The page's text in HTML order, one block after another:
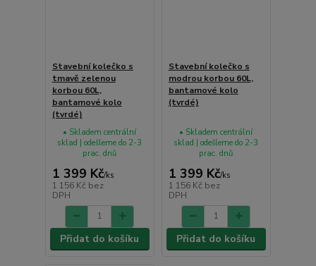
Stavební kolečko s
tmavě zelenou
korbou 60L,
bantamové kolo
(tvrdé)
1 399 Kč/ks
1 156 Kč bez
DPH
• Skladem centrální
sklad | odešleme do 2-3
prac. dnů
Přidat do košíku
Stavební kolečko s
modrou korbou 60L,
bantamové kolo
(tvrdé)
1 399 Kč/ks
1 156 Kč bez
DPH
• Skladem centrální
sklad | odešleme do 2-3
prac. dnů
Přidat do košíku